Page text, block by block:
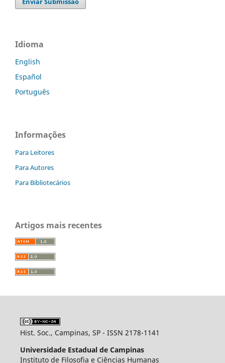
Idioma
English
Español
Português
Informações
Para Leitores
Para Autores
Para Bibliotecários
Artigos mais recentes
Hist. Soc., Campinas, SP - ISSN 2178-1141
Universidade Estadual de Campinas
Instituto de Filosofia e Ciências Humanas